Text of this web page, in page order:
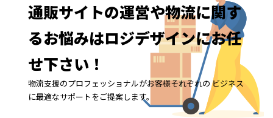
通販サイトの運営や物流に関す
るお悩みはロジデザインにお任
せ下さい！
物流支援のプロフェッショナルがお客様それぞれの ビジネス
に最適なサポートをご提案します。